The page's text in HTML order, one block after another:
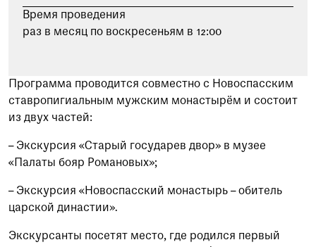
Программа проводится совместно с Новоспасским
ставропигиальным мужским монастырём и состоит
из двух частей:
– Экскурсия «Старый государев двор» в музее
«Палаты бояр Романовых»;
– Экскурсия «Новоспасский монастырь – обитель
царской династии».
Экскурсанты посетят место, где родился первый
Время проведения
раз в месяц по воскресеньям в 12:00